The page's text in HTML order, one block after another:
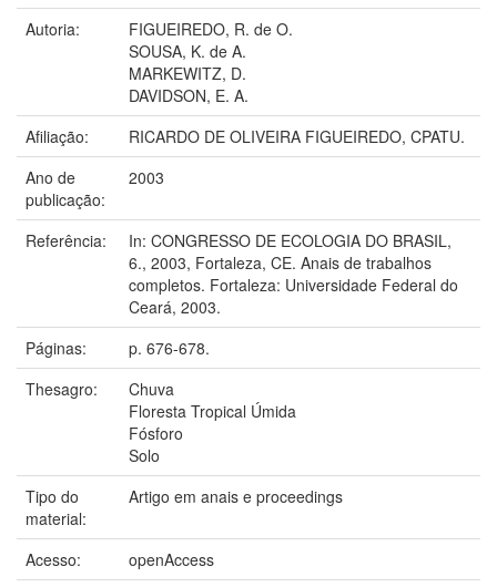
Autoria:
FIGUEIREDO, R. de O.
SOUSA, K. de A.
MARKEWITZ, D.
DAVIDSON, E. A.
Afiliação:
RICARDO DE OLIVEIRA FIGUEIREDO, CPATU.
Ano de
publicação:
2003
Referência:
In: CONGRESSO DE ECOLOGIA DO BRASIL,
6., 2003, Fortaleza, CE. Anais de trabalhos
completos. Fortaleza: Universidade Federal do
Ceará, 2003.
Páginas:
p. 676-678.
Thesagro:
Chuva
Floresta Tropical Úmida
Fósforo
Solo
Tipo do
material:
Artigo em anais e proceedings
Acesso:
openAccess